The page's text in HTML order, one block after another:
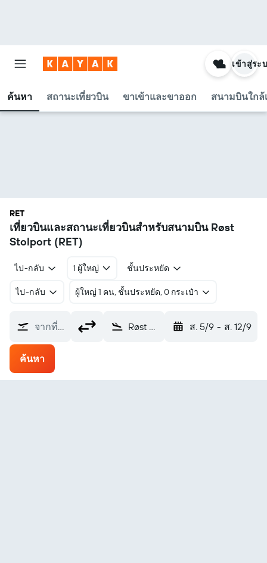
ค้นหา สถานะเที่ยวบิน ขาเข้าและขาออก สนามบินใกล้
เข้าสู่ระ
RET
เที่ยวบินและสถานะเที่ยวบินสำหรับสนามบิน Røst
Stolport (RET)
ไป-กลับ 1 ผู้ใหญ่ ชั้นประหยัด
ไป-กลับ ผู้ใหญ่ 1 คน, ชั้นประหยัด, 0 กระเป๋า
จากที่ไหน? Røst Stolport (RET) ส. 5/9 - ส. 12/9
ค้นหา